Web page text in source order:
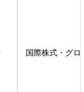
国際株式・グロ